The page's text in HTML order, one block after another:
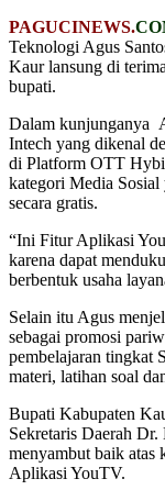
PAGUCINEWS.
Teknologi Agus
Kaur lansung di
bupati.
Dalam kunjunganya
Intech yang dikenal
di Platform OTT
kategori Media
secara gratis.
“Ini Fitur Aplikasi
karena dapat
berbentuk usaha
Selain itu Agus
sebagai promosi
pembelajaran tingkat
materi, latihan soal
Bupati Kabupaten
Sekretaris Daerah
menyambut baik atas
Aplikasi YouTV.